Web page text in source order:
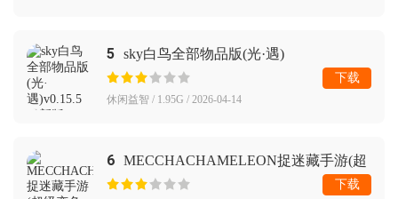
5 sky白鸟全部物品版(光·遇)
休闲益智 / 1.95G / 2026-04-14
下载
6 MECCHACHAMELEON捉迷藏手游(超
级变色龙)
下载